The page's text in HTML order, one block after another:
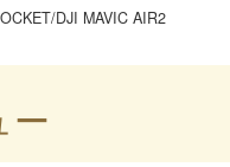
DJI MAVIC AIR2
ー